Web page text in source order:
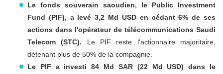
Le fonds souverain saoudien, le Public Investment
Fund (PIF), a levé 3,2 Md USD en cédant 6% de ses
actions dans l'opérateur de télécommunications Saudi
Telecom (STC). Le PIF reste l'actionnaire majoritaire,
détenant plus de 50% de la compagnie.
Le PIF a investi 84 Md SAR (22 Md USD) dans le